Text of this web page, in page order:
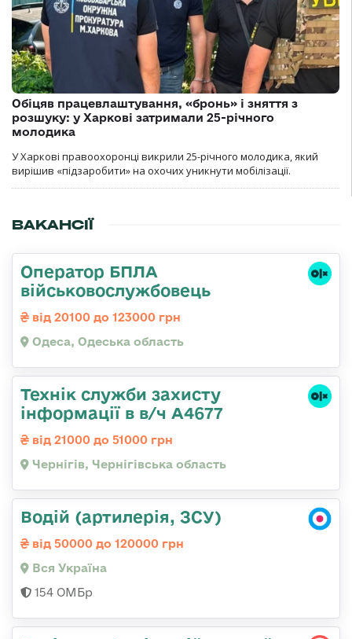
Обіцяв працевлаштування, «бронь» і зняття з
розшуку: у Харкові затримали 25-річного
молодика
У Харкові правоохоронці викрили 25-річного молодика, який
вирішив «підзаробити» на охочих уникнути мобілізації.
ВАКАНСІЇ
Оператор БПЛА
військовослужбовець
від 20100 до 123000 грн
Одеса, Одеська область
Технік служби захисту
інформації в в/ч А4677
від 21000 до 51000 грн
Чернігів, Чернігівська область
Водій (артилерія, ЗСУ)
від 50000 до 120000 грн
Вся Україна
154 ОМБр